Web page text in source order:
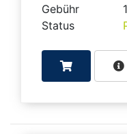
Gebühr
Status